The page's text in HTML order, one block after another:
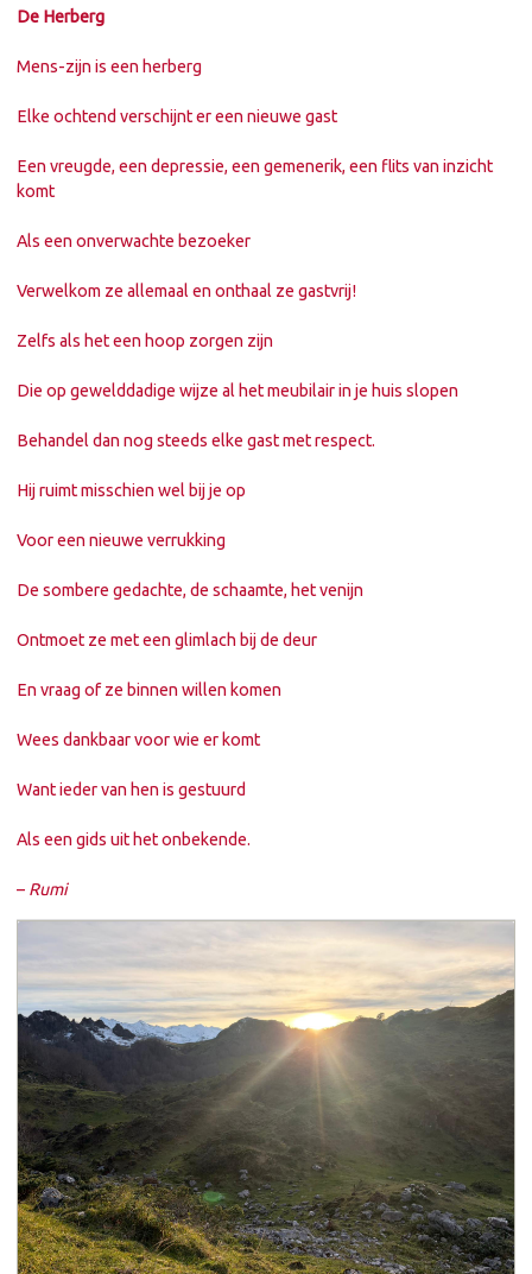
De Herberg
Mens-zijn is een herberg
Elke ochtend verschijnt er een nieuwe gast
Een vreugde, een depressie, een gemenerik, een flits van inzicht
komt
Als een onverwachte bezoeker
Verwelkom ze allemaal en onthaal ze gastvrij!
Zelfs als het een hoop zorgen zijn
Die op gewelddadige wijze al het meubilair in je huis slopen
Behandel dan nog steeds elke gast met respect.
Hij ruimt misschien wel bij je op
Voor een nieuwe verrukking
De sombere gedachte, de schaamte, het venijn
Ontmoet ze met een glimlach bij de deur
En vraag of ze binnen willen komen
Wees dankbaar voor wie er komt
Want ieder van hen is gestuurd
Als een gids uit het onbekende.
– Rumi